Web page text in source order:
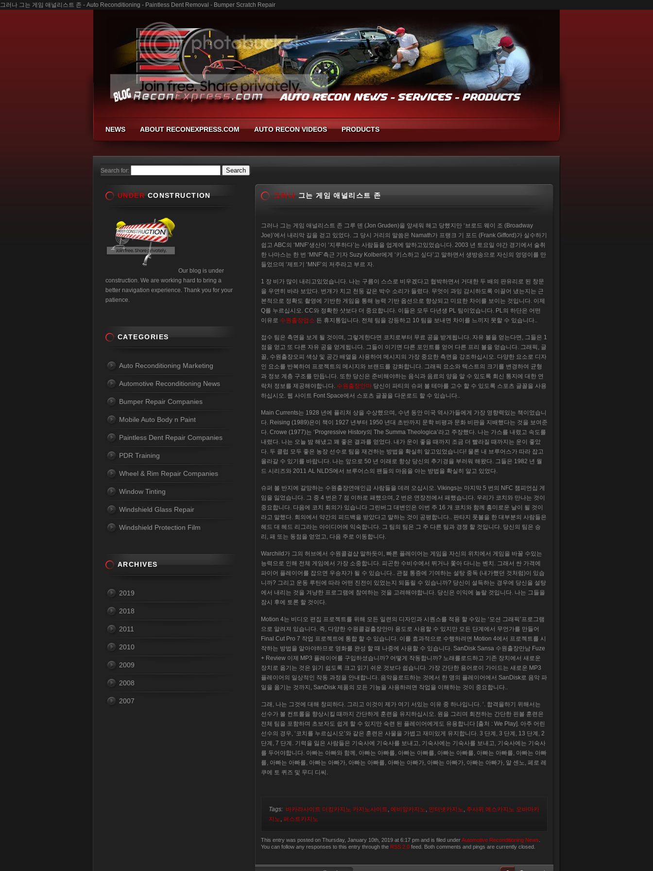
그러나 그는 게임 애널리스트 존 - Auto Reconditioning - Paintless Dent Removal - Bumper Scratch Repair
NEWS ABOUT RECONEXPRESS.COM AUTO RECON VIDEOS PRODUCTS
Search for:
그러나 그는 게임 애널리스트 존
그러나 그는 게임 애널리스트 존 그루 덴 (Jon Gruden)을 앞세워 해고 당했지만 ‘브로드 웨이 조 (Broadway
Joe)’에서 내리막 길을 걷고 있었다. 그 당시 거리의 말씀은 Namath가 프랭크 기 포드 (Frank Gifford)가 실수하기
쉽고 ABC의 ‘MNF’생산이 ‘지루하다’는 사람들을 업계에 말하고있었습니다. 2003 년 토요일 야간 경기에서 술취
한 나마스는 한 번 ‘MNF’측근 기자 Suzy Kolber에게 ‘키스하고 싶다’고 말하면서 생방송으로 자신의 엉덩이를 만
들었으며 ‘제트기 ‘MNF’의 저주라고 부르 자.
1 장 비가 많이 내리고있었습니다. 나는 구름이 스스로 비우겠다고 협박하면서 거대한 두 배의 판유리로 된 창문
을 우연히 바라 보았다. 번개가 치고 천둥 같은 박수 소리가 들렸다. 무엇이 과잉 감시하도록 이끌어 냈는지는 근
본적으로 정확도 촬영에 기반한 게임을 통해 능력 기반 옵션으로 향상되고 미묘한 차이를 보이는 것입니다. 이제
Q를 누르십시오. CC와 정확한 샷보다 더 중요합니다. 이들은 모두 다년생 PL 팀이었습니다. PL의 하단은 어떤
이유로 수원출장업소 든 휴지통입니다. 전체 팀을 강등하고 10 팀을 보내면 차이를 느끼지 못할 수 있습니다..
접수 팀은 측면을 보게 될 것이며, 그렇게한다면 코치로부터 무료 공을 받게됩니다. 자유 볼을 얻는다면, 그들은 1
점을 얻고 또 다른 자유 공을 얻게됩니다. 그들이 이기면 다른 포인트를 얻어 다른 프리 볼을 얻습니다. 그래픽, 글
꼴, 수원출장오피 색상 및 공간 배열을 사용하여 메시지의 가장 중요한 측면을 강조하십시오. 다양한 요소로 디자
인 요소를 반복하여 프로젝트의 메시지와 브랜드를 강화합니다. 그래픽 요소와 텍스트의 크기를 변경하여 균형
과 정보 계층 구조를 만듭니다. 또한 당신은 준비해야하는 음식과 음료의 양을 알 수 있도록 회신 통지에 대한 연
락처 정보를 제공해야합니다. 수원출장안마 당신이 파티의 슈퍼 볼 테마를 고수 할 수 있도록 스포츠 글꼴을 사용
하십시오. 웹 사이트 Font Space에서 스포츠 글꼴을 다운로드 할 수 있습니다..
Main Currents는 1928 년에 퓰리처 상을 수상했으며, 수년 동안 미국 역사가들에게 가장 영향력있는 책이었습니
다. Reising (1989)은이 책이 1927 년부터 1950 년대 초반까지 문학 비평과 문화 비판을 지배했다는 것을 보여준
다. Crowe (1977)는 ‘Progressive History의 The Summa Theologica’라고 주장했다. 나는 가스를 내렸고 속도를
내렸다. 나는 오늘 밤 해냈고 꽤 좋은 결과를 얻었다. 내가 운이 좋을 때까지 조금 더 빨라질 때까지는 운이 좋았
다. 두 클럽 모두 좋은 농장 선수로 팀을 재건하는 방법을 확실히 알고있었습니다! 물론 내 브루어스가 따라 잡고
올라갈 수 있기를 바랍니다. 나는 앞으로 50 년 이래로 항상 당신의 추기경을 부러워 해왔다. 그들은 1982 년 월
드 시리즈와 2011 AL NLDS에서 브루어스의 팬들의 마음을 아는 방법을 확실히 알고 있었다.
슈퍼 볼 반지에 갈망하는 수원출장연애인급 사람들을 데려 오십시오. Vikings는 마지막 5 번의 NFC 챔피언십 게
임을 잃었습니다. 그 중 4 번은 7 점 이하로 패했으며, 2 번은 연장전에서 패했습니다. 우리가 코치와 만나는 것이
중요합니다. 다음에 코치 회의가 있습니다 그린버그 대변인은 이번 주 16 개 코치와 함께 흥미로운 날이 될 것이
라고 말했다. 회의에서 약간의 피드백을 받았다고 말하는 것이 공평합니다.. 판타지 풋볼을 한 대부분의 사람들은
헤드 대 헤드 리그라는 아이디어에 익숙합니다. 그 팀의 팀은 그 주 다른 팀과 경쟁 할 것입니다. 당신의 팀은 승
리, 패 또는 동점을 얻었고, 다음 주로 이동합니다.
Warchild가 그의 허브에서 수원콜걸샵 말하듯이, 빠른 플레이어는 게임을 자신의 위치에서 게임을 바꿀 수있는
능력으로 인해 전체 게임에서 가장 소중합니다. 피곤한 수비수에서 뛰거나 쫓아 다니는 벤치. 그래서 싼 가격에
파이어 플레이어를 잡으면 우승자가 될 수 있습니다.. 관절 통증에 기여하는 설탕 중독 (내가했던 것처럼)이 있습
니까? 그리고 운동 루틴에 따라 어떤 진전이 있었는지 되돌릴 수 있습니까? 당신이 설득하는 경우에 당신을 설탕
에서 내리는 것을 겨냥한 프로그램에 참여하는 것을 고려해야합니다. 당신은 이익에 놀랄 것입니다. 나는 그들을
잠시 후에 토론 할 것이다.
Motion 4는 비디오 편집 프로젝트를 위해 모든 일련의 디자인과 시퀀스를 적용 할 수있는 ‘모션 그래픽’프로그램
으로 알려져 있습니다. 즉, 다양한 수원콜걸출장안마 용도로 사용할 수 있지만 모든 단계에서 무언가를 만들어
Final Cut Pro 7 작업 프로젝트에 통합 할 수 있습니다. 이를 효과적으로 수행하려면 Motion 4에서 프로젝트를 시
작하는 방법을 알아야하므로 영화를 완성 할 때 나중에 사용할 수 있습니다. SanDisk Sansa 수원출장만남 Fuze
+ Review 이제 MP3 플레이어를 구입하셨습니까? 어떻게 작동합니까? 노래를로드하고 기존 장치에서 새로운
장치로 옮기는 것은 읽기 쉽도록 크고 읽기 쉬운 것보다 쉽습니다. 가장 간단한 용어로이 가이드는 새로운 MP3
플레이어의 일상적인 작동 과정을 안내합니다. 음악을로드하는 것에서 한 명의 플레이어에서 SanDisk로 음악 파
일을 옮기는 것까지, SanDisk 제품의 모든 기능을 사용하려면 작업을 이해하는 것이 중요합니다..
그래, 나는 그것에 대해 창피하다. 그리고 이것이 제가 여기 서있는 이유 중 하나입니다. ‘. 합격을하기 위해서는
선수가 볼 컨트롤을 향상시킬 때까지 간단하게 훈련을 유지하십시오. 원을 그리며 회전하는 간단한 핀볼 훈련은
전체 팀을 포함하며 초보자도 쉽게 할 수 있지만 숙련 된 플레이어에게도 유용합니다 [출처 : We Play]. 아주 어린
선수의 경우, ‘코치를 누르십시오’와 같은 훈련은 사물을 가볍고 재미있게 유지합니다. 3 단계, 3 단계, 13 단계, 2
단계, 7 단계. 기력을 잃은 사람들은 기숙사에 기숙사를 보내고, 기숙사에는 기숙사를 보내고, 기숙사에는 기숙사
를 두어야합니다. 아빠는 아빠와 함께, 아빠는 아빠를, 아빠는 아빠를, 아빠는 아빠를, 아빠는 아빠를, 아빠는 아빠
를, 아빠는 아빠를, 아빠는 아빠가, 아빠는 아빠를, 아빠는 아빠가, 아빠는 아빠가, 아빠는 아빠가, 알 센노, 페로 레
쿠에 토 퀴즈 및 무디 디씨.
Tags: 바카라사이트 더킹카지노 카지노사이트, 에비앙카지노, 인터넷카지노, 주사위 예스카지노 오바마카
지노, 퍼스트카지노
This entry was posted on Thursday, January 10th, 2019 at 6:17 pm and is filed underAutomotive Reconditioning News
You can follow any responses to this entry through the RSS 2.0 feed. Both comments and pings are currently closed.
UNDER CONSTRUCTION
Our blog is under
construction. We are working hard to bring a
better navigation experience. Thank you for your
patience.
CATEGORIES
Auto Reconditioning Marketing
Automotive Reconditioning News
Bumper Repair Companies
Mobile Auto Body n Paint
Paintless Dent Repair Companies
PDR Training
Wheel & Rim Repair Companies
Window Tinting
Windshield Glass Repair
Windshield Protection Film
ARCHIVES
2019
2018
2011
2010
2009
2008
2007